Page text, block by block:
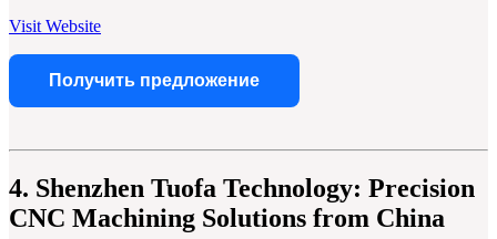
Visit Website
Получить предложение
4. Shenzhen Tuofa Technology: Precision
CNC Machining Solutions from China